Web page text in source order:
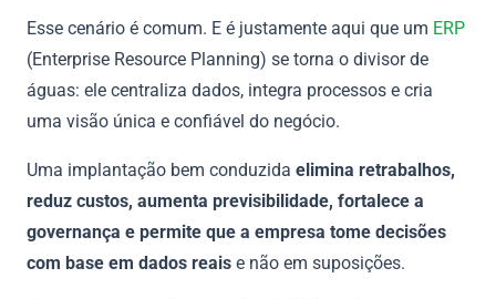
Esse cenário é comum. E é justamente aqui que um ERP
(Enterprise Resource Planning) se torna o divisor de
águas: ele centraliza dados, integra processos e cria
uma visão única e confiável do negócio.
Uma implantação bem conduzida elimina retrabalhos,
reduz custos, aumenta previsibilidade, fortalece a
governança e permite que a empresa tome decisões
com base em dados reais e não em suposições.